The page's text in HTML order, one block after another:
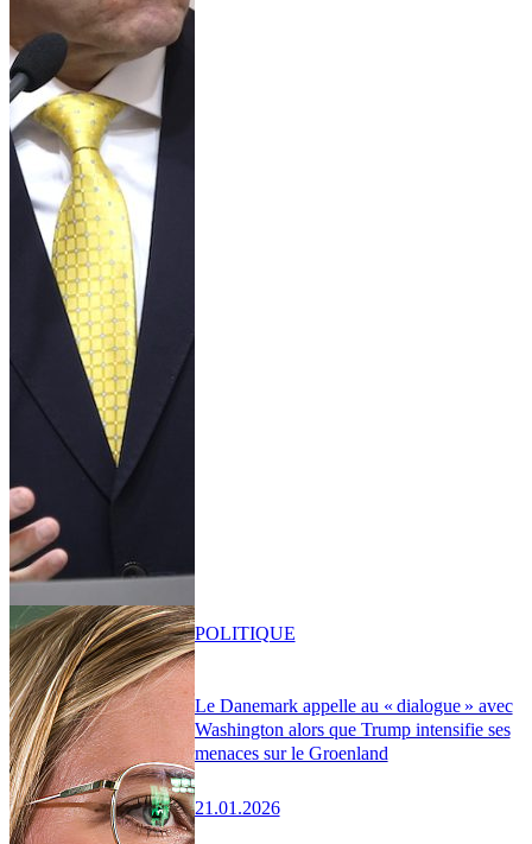
Le Danemark appelle au « dialogue » avec
Washington alors que Trump intensifie ses
menaces sur le Groenland
21.01.2026
POLITIQUE